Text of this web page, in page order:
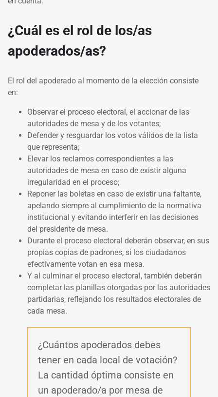
¿Cuál es el rol de los/as
apoderados/as?
El rol del apoderado al momento de la elección consiste
en:
Observar el proceso electoral, el accionar de las
autoridades de mesa y de los votantes;
Defender y resguardar los votos válidos de la lista
que representa;
Elevar los reclamos correspondientes a las
autoridades de mesa en caso de existir alguna
irregularidad en el proceso;
Reponer las boletas en caso de existir una faltante,
apelando siempre al cumplimiento de la normativa
institucional y evitando interferir en las decisiones
del presidente de mesa.
Durante el proceso electoral deberán observar, en sus
propias copias de padrones, si los ciudadanos
efectivamente votan en esa mesa.
Y al culminar el proceso electoral, también deberán
completar las planillas otorgadas por las autoridades
partidarias, reflejando los resultados electorales de
cada mesa.
¿Cuántos apoderados debes
tener en cada local de votación?
La cantidad óptima consiste en
un apoderado/a por mesa de